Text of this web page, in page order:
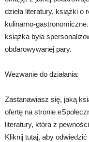
dzieła literatury, książki o
kulinarno-
książka była
obdarowywanej pary.
Wezwanie do działania:
Zastanawiasz się, jaką
ofertę na stronie
literatury, która z
Kliknij tutaj, aby odwiedzić